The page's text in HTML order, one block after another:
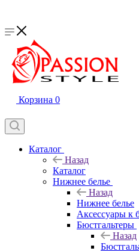
Корзина 0
Каталог
Назад
Каталог
Нижнее белье
Назад
Нижнее белье
Аксессуары к
Бюстгальтеры
Назад